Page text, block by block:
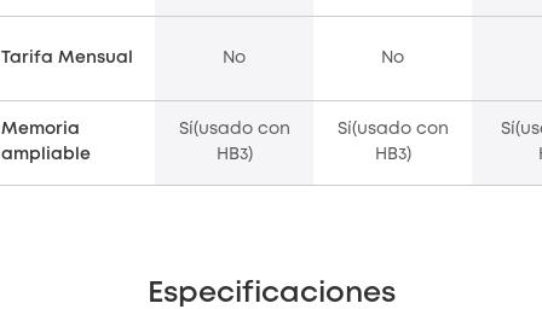
Tarifa Mensual No No
Memoria
ampliable
Sí(usado con
HB3)
Sí(usado con
HB3)
Especificaciones